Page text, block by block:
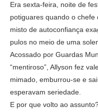
Era sexta-feira, noite de
potiguares quando o chefe
misto de autoconfiança
pulos no meio de uma
Acossado por Guardas
“mentiroso”, Allyson fez
mimado, emburrou-se e
esperavam seriedade.
E por que volto ao